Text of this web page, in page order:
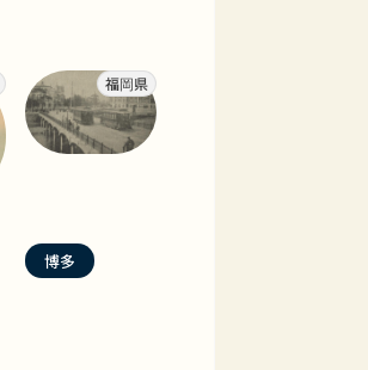
福岡県
博多